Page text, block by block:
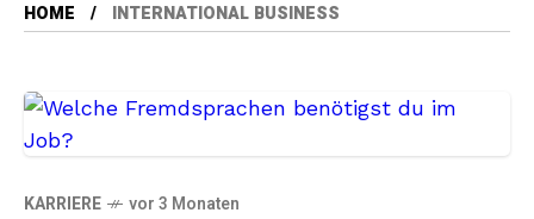
HOME INTERNATIONAL BUSINESS
KARRIERE vor 3 Monaten